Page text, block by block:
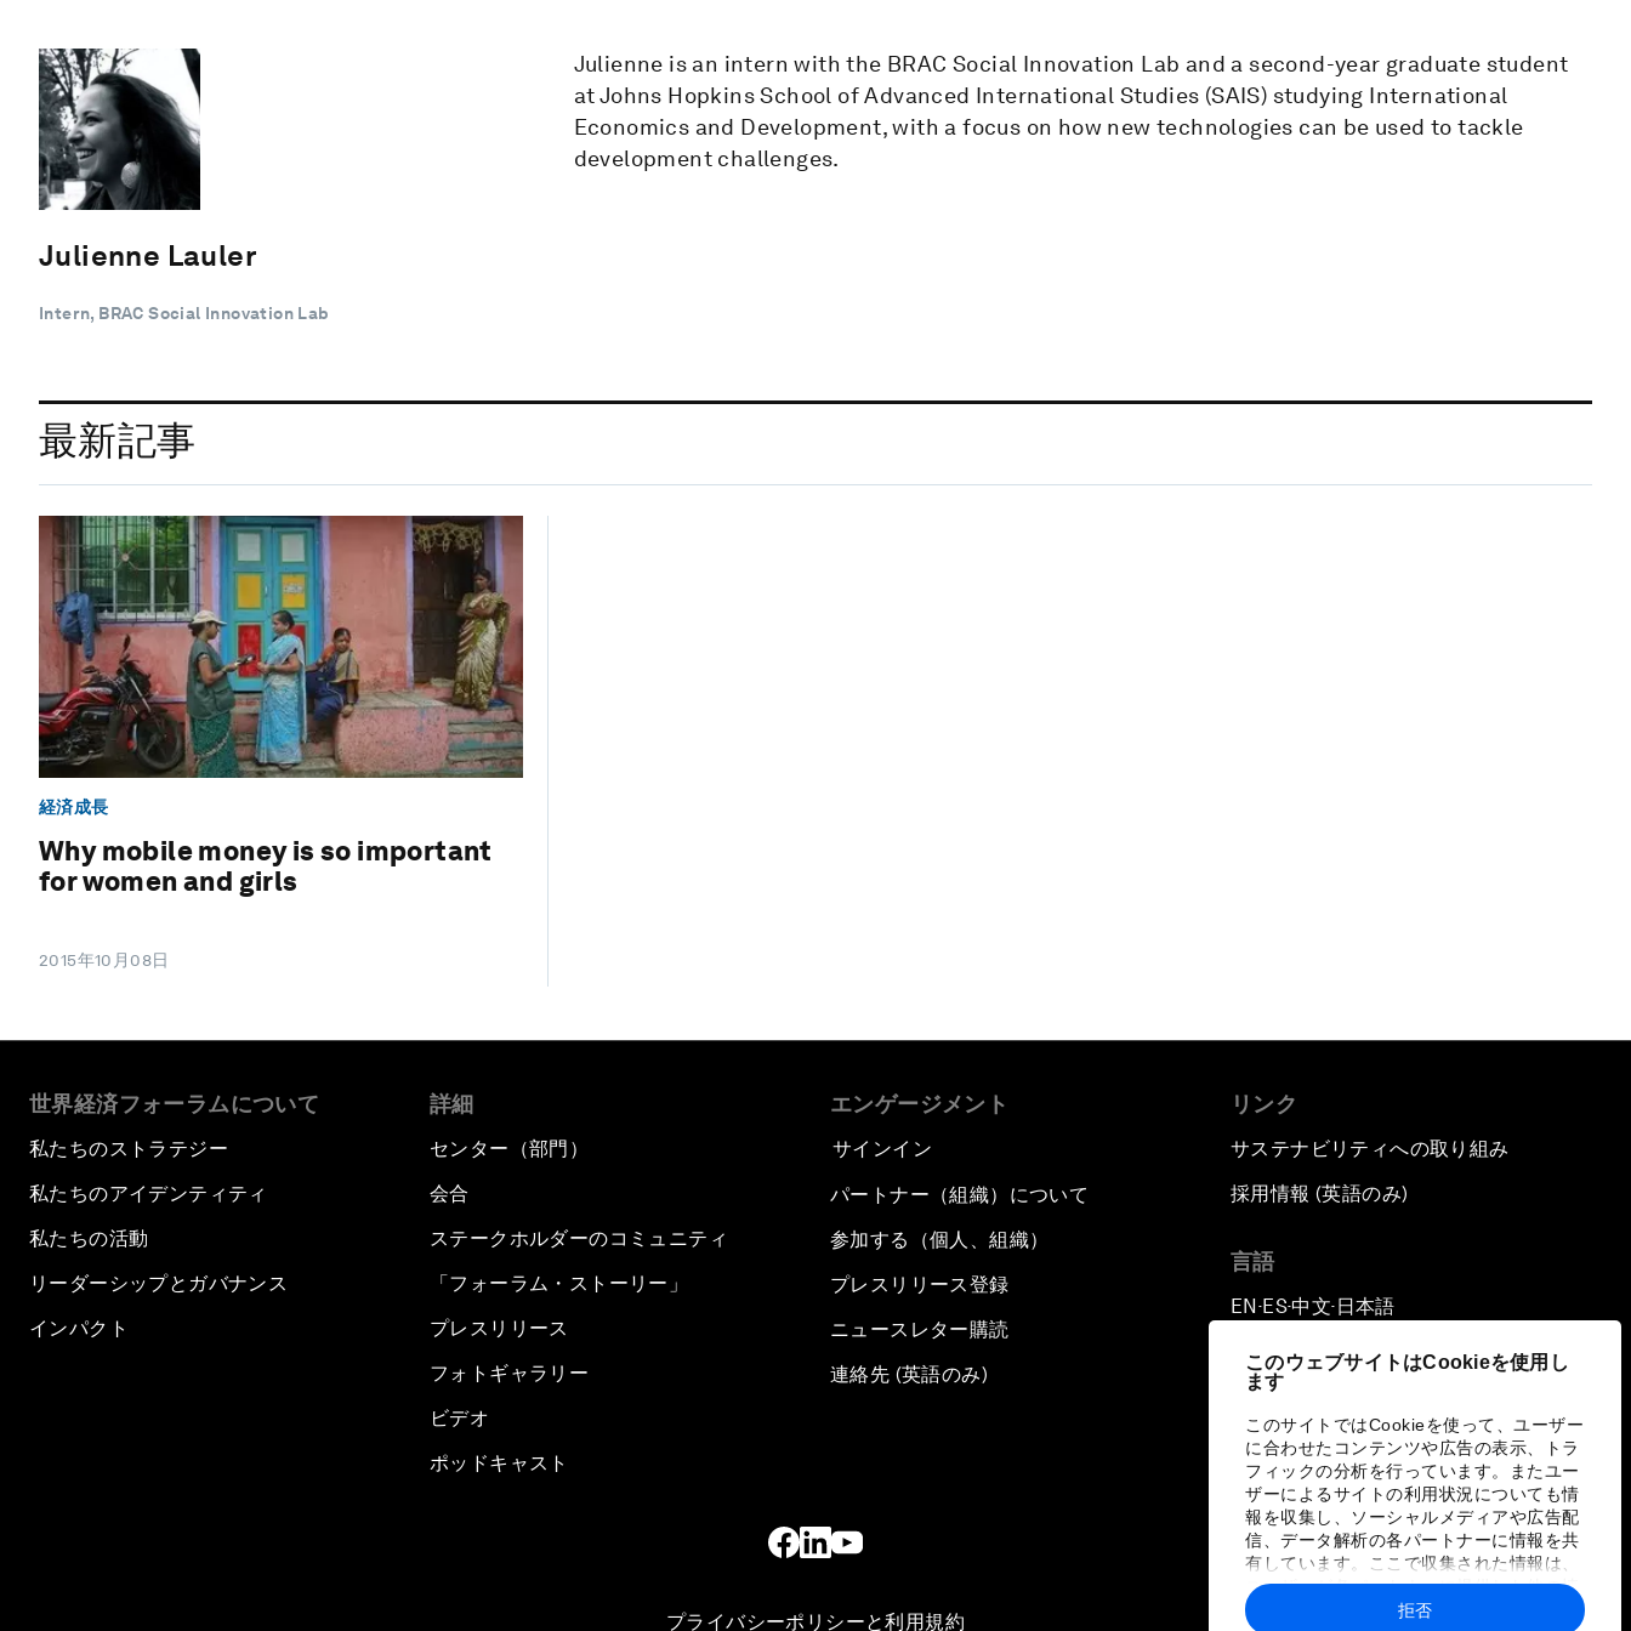
このウェブサイトはCookieを使用し
ます
このサイトではCookieを使って、ユーザー
に合わせたコンテンツや広告の表示、トラ
フィックの分析を行っています。またユー
ザーによるサイトの利用状況についても情
報を収集し、ソーシャルメディアや広告配
信、データ解析の各パートナーに情報を共
有しています。ここで収集された情報は、
ユーザーが各パートナーに提供した他の情
報や各パートナーのサービスを使用した際
拒否
Julienne Lauler
Intern, BRAC Social Innovation Lab
Julienne is an intern with the BRAC Social Innovation Lab and a second-year graduate student
at Johns Hopkins School of Advanced International Studies (SAIS) studying International
Economics and Development, with a focus on how new technologies can be used to tackle
development challenges.
最新記事
経済成長
Why mobile money is so important
for women and girls
2015年10月08日
世界経済フォーラムについて
私たちのストラテジー
私たちのアイデンティティ
私たちの活動
リーダーシップとガバナンス
インパクト
詳細
センター（部門）
会合
ステークホルダーのコミュニティ
「フォーラム・ストーリー」
プレスリリース
フォトギャラリー
ビデオ
ポッドキャスト
エンゲージメント
サインイン
パートナー（組織）について
参加する（個人、組織）
プレスリリース登録
ニュースレター購読
連絡先 (英語のみ)
リンク
サステナビリティへの取り組み
採用情報 (英語のみ)
言語
EN ▪ ES▪中文▪ 日本語
プライバシーポリシーと利用規約